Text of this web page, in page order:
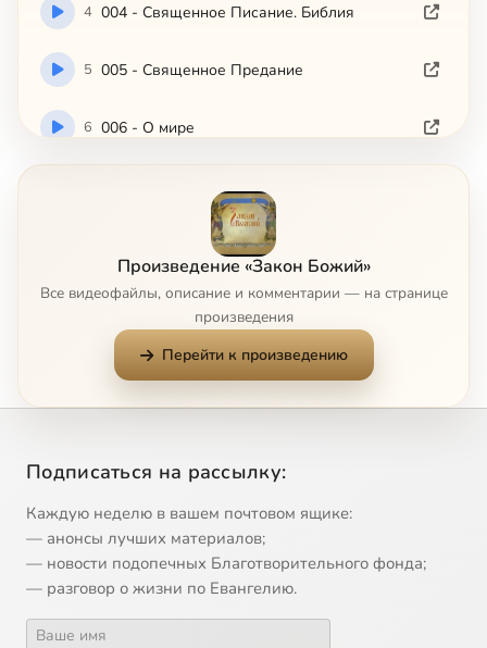
4 004 - Священное Писание. Библия
5 005 - Священное Предание
6 006 - О мире
008 - О свойствах Божиих
9 009 - Свойства Божии
010 - Первый член Символа Веры
11 011 - Второй член Символа Веры
12 012 - Третий член Символа Веры
13 013 - Четвертый член Символа Веры
14 014 - Пятый и шестой член Символа Веры
Произведение «Закон Божий»
Все видеофайлы, описание и комментарии — на странице
произведения
Перейти к произведению
Подписаться на рассылку:
Каждую неделю в вашем почтовом ящике:
— анонсы лучших материалов;
— новости подопечных Благотворительного фонда;
— разговор о жизни по Евангелию.